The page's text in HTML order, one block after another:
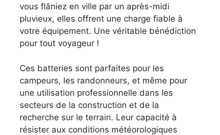
vous flâniez en ville par un après-midi
pluvieux, elles offrent une charge fiable à
votre équipement. Une véritable bénédiction
pour tout voyageur !
Ces batteries sont parfaites pour les
campeurs, les randonneurs, et même pour
une utilisation professionnelle dans les
secteurs de la construction et de la
recherche sur le terrain. Leur capacité à
résister aux conditions météorologiques